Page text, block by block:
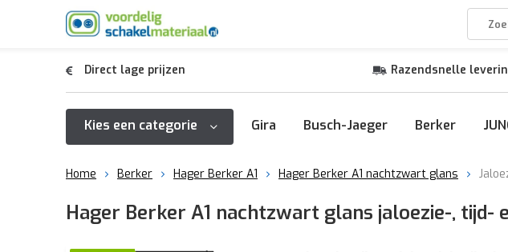
Direct lage prijzen Razendsnelle
Kies een categorie Gira Busch-Jaeger Berker
Home Berker Hager Berker A1 Hager Berker A1 nachtzwart glans
Hager Berker A1 nachtzwart glans jaloezie-, tijd-